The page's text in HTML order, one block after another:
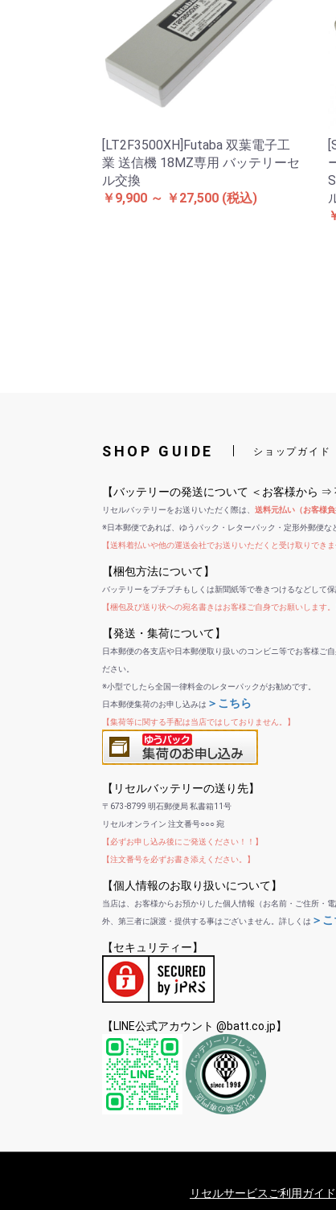
[LT2F3500XH]Futaba 双葉電子工
業 送信機 18MZ専用 バッテリーセ
ル交換
￥9,900 ～ ￥27,500 (税込)
SHOP GUIDE ショップガイド
【バッテリーの発送について ＜お客様から ⇒
リセルバッテリーをお送りいただく際は、 送料元払い（お客様
※日本郵便であれば、ゆうパック・レターパック・定形外郵便な
【送料着払いや他の運送会社でお送りいただくと受け取りでき
【梱包方法について】
バッテリーをプチプチもしくは新聞紙等で巻きつけるなどして
【梱包及び送り状への宛名書きはお客様ご自身でお願いします。
【発送・集荷について】
日本郵便の各支店や日本郵便取り扱いのコンビニ等でお客様ご
ださい。
※小型でしたら全国一律料金のレターパックがお勧めです。
日本郵便集荷のお申し込みは ＞こちら
【集荷等に関する手配は当店ではしておりません。】
【リセルバッテリーの送り先】
〒673-8799 明石郵便局 私書箱11号
リセルオンライン 注文番号○○○ 宛
【必ずお申し込み後にご発送ください！！】
【注文番号を必ずお書き添えください。】
【個人情報のお取り扱いについて】
当店は、お客様からお預かりした個人情報（お名前・ご住所・
外、第三者に譲渡・提供する事はございません。詳しくは ＞
【セキュリティー】
【LINE公式アカウント @batt.co.jp】
リセルサービスご利用ガイド